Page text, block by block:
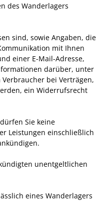
des Wanderlagers
sind, sowie Angaben, die
mit Ihnen
einer E-Mail-Adresse,
darüber, unter
bei Verträgen,
ein Widerrufsrecht
Sie keine
Leistungen einschließlich
unentgeltlichen
eines Wanderlagers